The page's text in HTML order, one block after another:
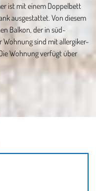
ist mit einem Doppelbett
ausgestattet. Von diesem
Balkon, der in süd-
Wohnung sind mit allergiker-
Wohnung verfügt über